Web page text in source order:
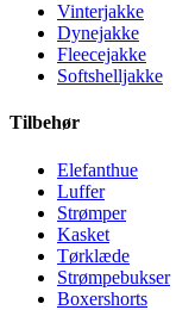
Vinterjakke
Dynejakke
Fleecejakke
Softshelljakke
Tilbehør
Elefanthue
Luffer
Strømper
Kasket
Tørklæde
Strømpebukser
Boxershorts